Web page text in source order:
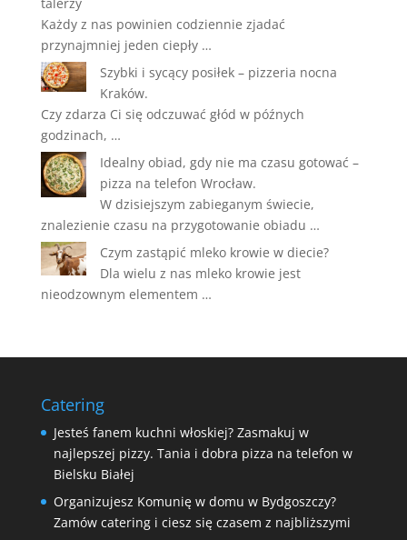
Każdy z nas powinien codziennie zjadać
przynajmniej jeden ciepły …
Szybki i sycący posiłek – pizzeria nocna
Kraków.
Czy zdarza Ci się odczuwać głód w późnych
godzinach, …
Idealny obiad, gdy nie ma czasu gotować –
pizza na telefon Wrocław.
W dzisiejszym zabieganym świecie,
znalezienie czasu na przygotowanie obiadu …
Czym zastąpić mleko krowie w diecie?
Dla wielu z nas mleko krowie jest
nieodzownym elementem …
Catering
Jesteś fanem kuchni włoskiej? Zasmakuj w
najlepszej pizzy. Tania i dobra pizza na telefon w
Bielsku Białej
Organizujesz Komunię w domu w Bydgoszczy?
Zamów catering i ciesz się czasem z najbliższymi